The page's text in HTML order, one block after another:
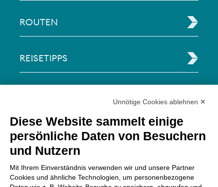
ROUTEN
REISETIPPS
Via Paolo Bembo, 70 37062
Dossobuono di Villafranca (VR) Italy
Unnötige Cookies ablehnen ✕
Diese Website sammelt einige
persönliche Daten von Besuchern
und Nutzern
Mit Ihrem Einverständnis verwenden wir und unsere Partner
Cookies und ähnliche Technologien, um personenbezogene